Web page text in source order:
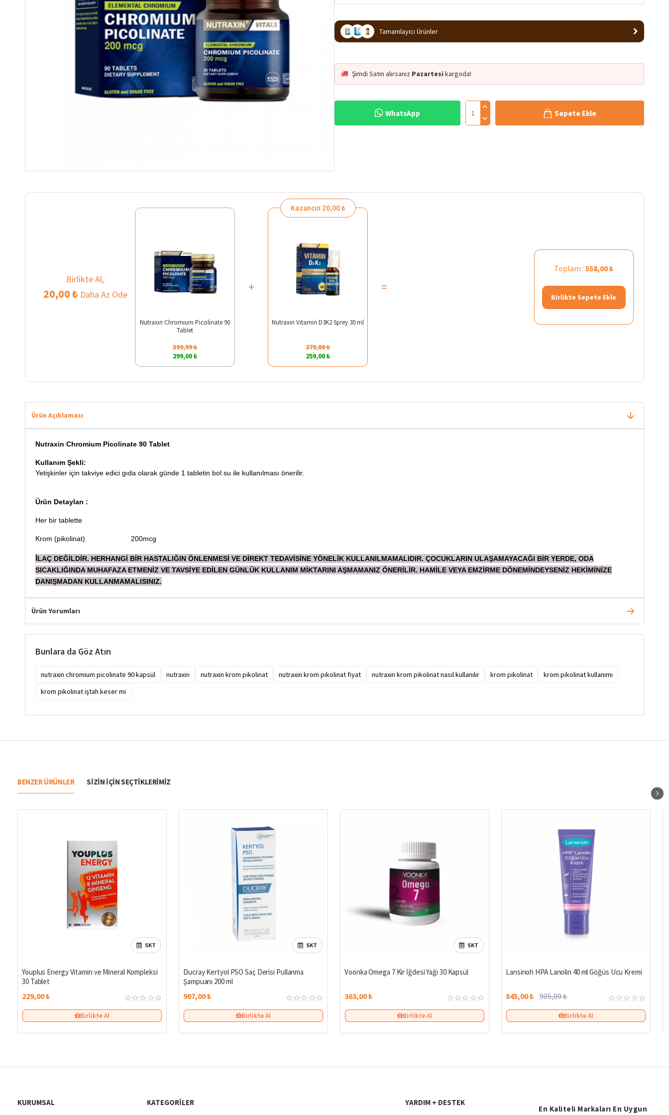
Tamamlayıcı Ürünler
Şimdi Satın alırsanız Pazartesi kargoda!
WhatsApp Sepete Ekle
Birlikte Al,
20,00 ₺ Daha Az Öde
Nutraxin Chromium Picolinate 90
Tablet
399,99 ₺
299,00 ₺
+
Kazancın 20,00 ₺
Nutraxin Vitamin D3K2 Sprey 30 ml
279,00 ₺
259,00 ₺
=
Toplam :558,00 ₺
Birlikte Sepete Ekle
Ürün Açıklaması
Nutraxin Chromium Picolinate 90 Tablet
Kullanım Şekli:
Yetişkinler için takviye edici gıda olarak günde 1 tabletin bol su ile kullanılması önerilir.
Ürün Detayları :
Her bir tablette
Krom (pikolinat) 200mcg
LAÇ DEĞİLDİR. HERHANGİ BİR HASTALIĞIN ÖNLENMESİ VE DİREKT TEDAVİSİNE YÖNELİK KULLANILMAMALIDIR. ÇOCUKLARIN ULAŞAMAYACAĞI BİR YERDE, ODA
SICAKLIĞINDA MUHAFAZA ETMENİZ VE TAVSİYE EDİLEN GÜNLÜK KULLANIM MİKTARINI AŞMAMANIZ ÖNERİLİR. HAMİLE VEYA EMZİRME DÖNEMİNDEYSENİZ HEKİMİNİZE
DANIŞMADAN KULLANMAMALISINIZ.
Ürün Yorumları
Bunlara da Göz Atın
nutraxin chromium picolinate 90 kapsül nutraxin nutraxin krom pikolinat nutraxin krom pikolinat fiyat nutraxin krom pikolinat nasıl kullanılır krom pikolinat
krom pikolinat kullanımı
krom pikolinat iştah keser mi
BENZER ÜRÜNLER SIZIN IÇIN SEÇTIKLERIMIZ
SKT
Youplus Energy Vitamin ve Mineral Kompleksi
30 Tablet
229,00 ₺
Birlikte Al
SKT
Ducray Kertyol PSO Saç Derisi Pullanma
Şampuanı 200 ml
907,00 ₺
Birlikte Al
SKT
Voonka Omega 7 Kir İğdesi Yağı 30 Kapsül
363,00 ₺
Birlikte Al
Lansinoh HPA Lanolin 40 ml Göğüs Ucu Kremi
845,00 ₺ 905,00 ₺
Birlikte Al
KURUMSAL
KATEGORILER
YARDIM + DESTEK
En Kaliteli Markaları En Uygun